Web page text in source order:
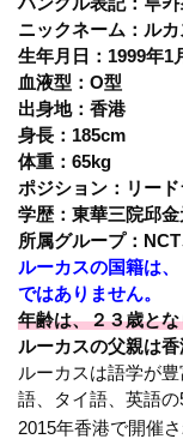
ニックネーム：ル
生年月日：1999年1
血液型：O型
出身地：香港
身長：185cm
体重：65kg
ポジション：リー
学歴：東華三院邱金
所属グループ：
ルーカスの国籍は
ではありません。
年齢は、２３歳と
ルーカスの父親は
ルーカスは語学が
語、タイ語、英語の
2015年香港で開催